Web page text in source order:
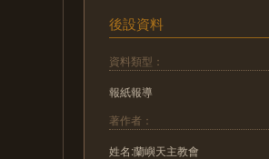
後設資料
資料類型：
報紙報導
著作者：
姓名:蘭嶼天主教會